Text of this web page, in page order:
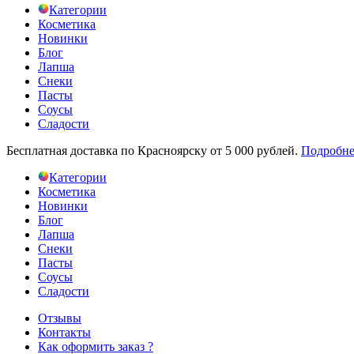
Категории
Косметика
Новинки
Блог
Лапша
Снеки
Пасты
Соусы
Сладости
Бесплатная доставка по Красноярску от 5 000 рублей.
Категории
Косметика
Новинки
Блог
Лапша
Снеки
Пасты
Соусы
Сладости
Отзывы
Контакты
Как оформить заказ ?